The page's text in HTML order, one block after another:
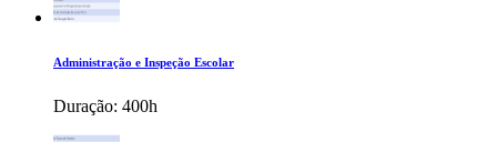
Administração e Inspeção Escolar
Duração: 400h